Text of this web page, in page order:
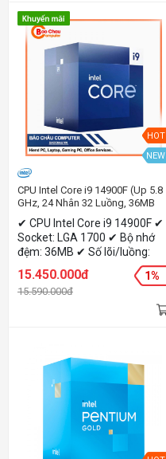
HOT
NEW
CPU Intel Core i9 14900F (Up 5.8
GHz, 24 Nhân 32 Luồng, 36MB
✔ CPU Intel Core i9 14900F ✔
Socket: LGA 1700 ✔ Bộ nhớ
đệm: 36MB ✔ Số lõi/luồng:
24(8P-Core|16E-Core)/32
luồng ✔ Base Clock (P-Core):
2.0 GHz ✔ Boost Clock (P-
15.450.000đ
15.590.000đ
1%